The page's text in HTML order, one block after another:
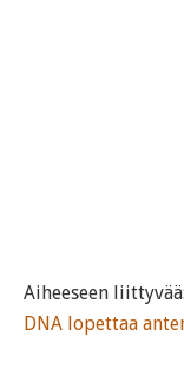
Aiheeseen liittyvää:
DNA lopettaa